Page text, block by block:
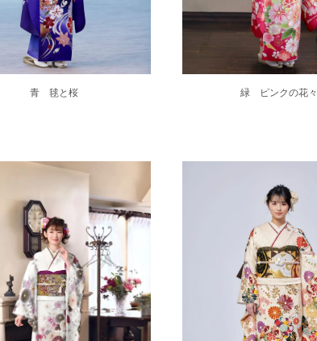
青 毬と桜 緑 ピンクの花々